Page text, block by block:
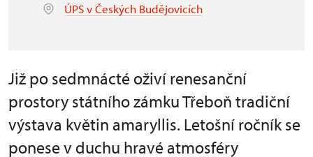
ÚPS v Českých Budějovicích
Již po sedmnácté oživí renesanční
prostory státního zámku Třeboň tradiční
výstava květin amaryllis. Letošní ročník se
ponese v duchu hravé atmosféry